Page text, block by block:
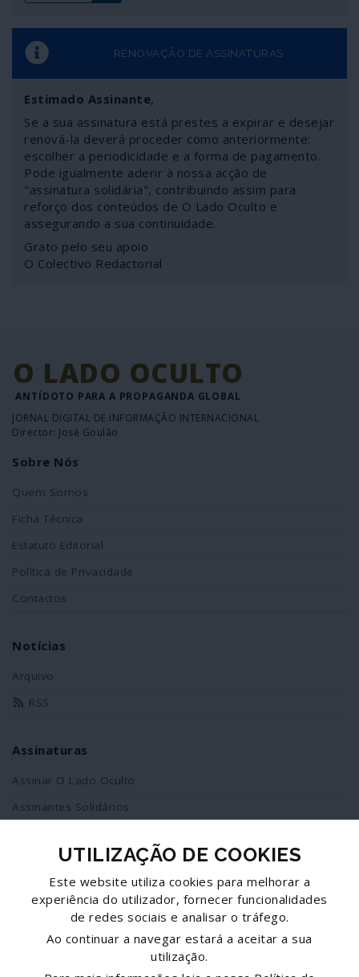
RENOVAÇÃO DE ASSINATURAS
Estimado Assinante,
Se a sua assinatura está prestes a expirar e desejar
renová-la deverá proceder como anteriormente:
escolher a periodicidade e a forma de pagamento.
Pode igualmente aderir à nossa acção de
"assinatura solidária", contribuindo assim para
reforço dos conteúdos de O Lado Oculto e
assegurando a sua continuidade.
Grato pelo seu apoio
O Colectivo Redactorial
O LADO OCULTO
ANTÍDOTO PARA A PROPAGANDA GLOBAL
JORNAL DIGITAL DE INFORMAÇÃO INTERNACIONAL
Director: José Goulão
Sobre Nós
Quem Somos
Ficha Técnica
Estatuto Editorial
Política de Privacidade
Contactos
Notícias
Arquivo
RSS
Assinaturas
Assinar O Lado Oculto
Assinantes Solidários
Redes Sociais
Siga-nos no facebook
UTILIZAÇÃO DE COOKIES
Este website utiliza cookies para melhorar a
experiência do utilizador, fornecer funcionalidades
de redes sociais e analisar o tráfego.
Ao continuar a navegar estará a aceitar a sua
utilização.